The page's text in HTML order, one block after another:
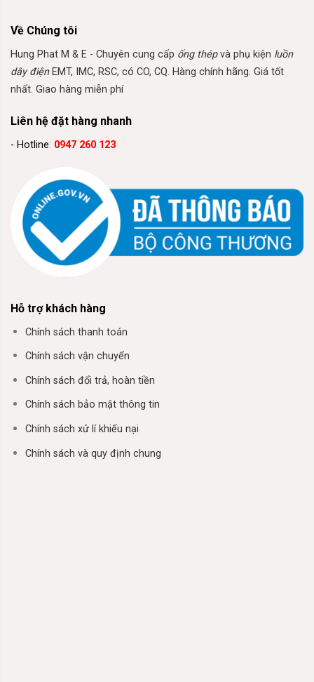
Về Chúng tôi
Hung Phat M & E - Chuyên cung cấp ống thépvà phụ kiện luồn
dây điệnEMT, IMC, RSC, có CO, CQ. Hàng chính hãng. Giá tốt
nhất. Giao hàng miễn phí
Liên hệ đặt hàng nhanh
- Hotline: 0947 260 123
Hỗ trợ khách hàng
Chính sách thanh toán
Chính sách vận chuyển
Chính sách đổi trả, hoàn tiền
Chính sách bảo mật thông tin
Chính sách xử lí khiếu nại
Chính sách và quy định chung